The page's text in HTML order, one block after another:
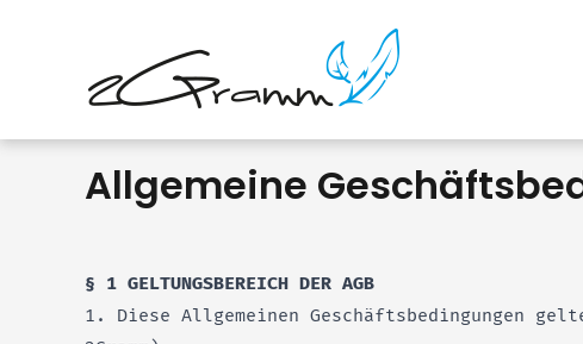
Allgemeine
§ 1 GELTUNGSBEREICH DER AGB
1. Diese Allgemeinen Geschäftsbedingungen